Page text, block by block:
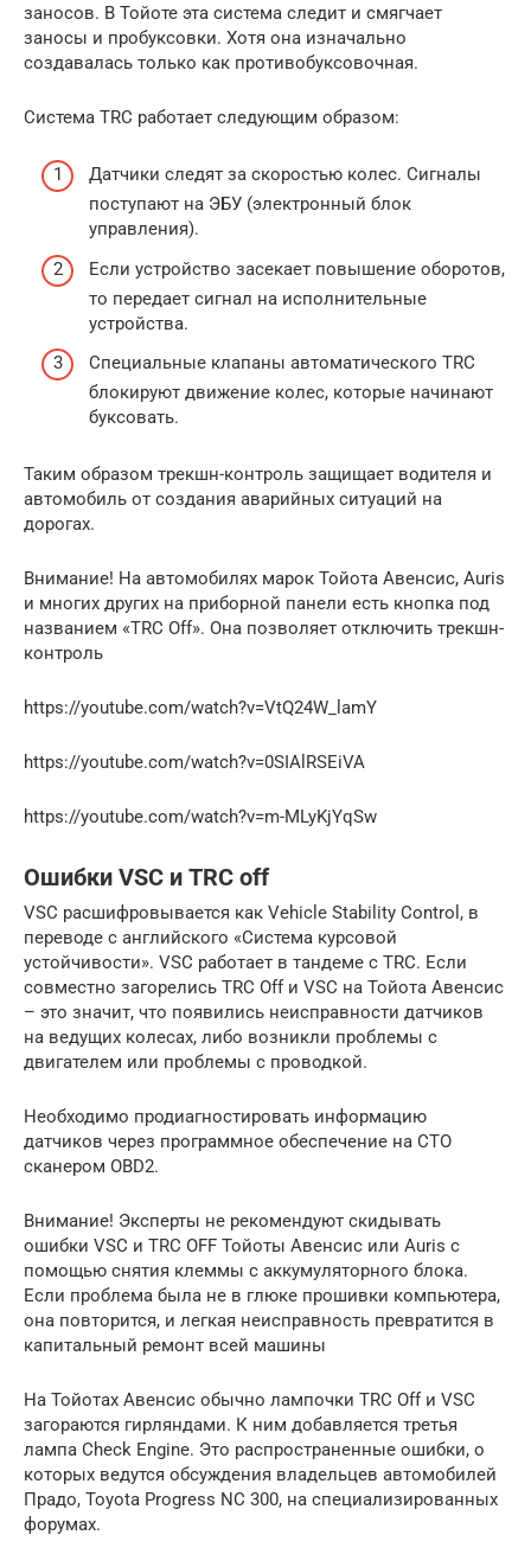
заносов. В Тойоте эта система следит и смягчает
заносы и пробуксовки. Хотя она изначально
создавалась только как противобуксовочная.
Система TRC работает следующим образом:
Датчики следят за скоростью колес. Сигналы
поступают на ЭБУ (электронный блок
управления).
Если устройство засекает повышение оборотов,
то передает сигнал на исполнительные
устройства.
Специальные клапаны автоматического TRC
блокируют движение колес, которые начинают
буксовать.
Таким образом трекшн-контроль защищает водителя и
автомобиль от создания аварийных ситуаций на
дорогах.
Внимание! На автомобилях марок Тойота Авенсис, Auris
и многих других на приборной панели есть кнопка под
названием «TRC Off». Она позволяет отключить трекшн-
контроль
https://youtube.com/watch?v=VtQ24W_lamY
https://youtube.com/watch?v=0SIAlRSEiVA
https://youtube.com/watch?v=m-MLyKjYqSw
Ошибки VSC и TRC off
VSC расшифровывается как Vehicle Stability Control, в
переводе с английского «Система курсовой
устойчивости». VSC работает в тандеме с TRC. Если
совместно загорелись TRC Off и VSC на Тойота Авенсис
– это значит, что появились неисправности датчиков
на ведущих колесах, либо возникли проблемы с
двигателем или проблемы с проводкой.
Необходимо продиагностировать информацию
датчиков через программное обеспечение на СТО
сканером OBD2.
Внимание! Эксперты не рекомендуют скидывать
ошибки VSC и TRC OFF Тойоты Авенсис или Auris с
помощью снятия клеммы с аккумуляторного блока.
Если проблема была не в глюке прошивки компьютера,
она повторится, и легкая неисправность превратится в
капитальный ремонт всей машины
На Тойотах Авенсис обычно лампочки TRC Off и VSC
загораются гирляндами. К ним добавляется третья
лампа Check Engine. Это распространенные ошибки, о
которых ведутся обсуждения владельцев автомобилей
Прадо, Toyota Progress NC 300, на специализированных
форумах.